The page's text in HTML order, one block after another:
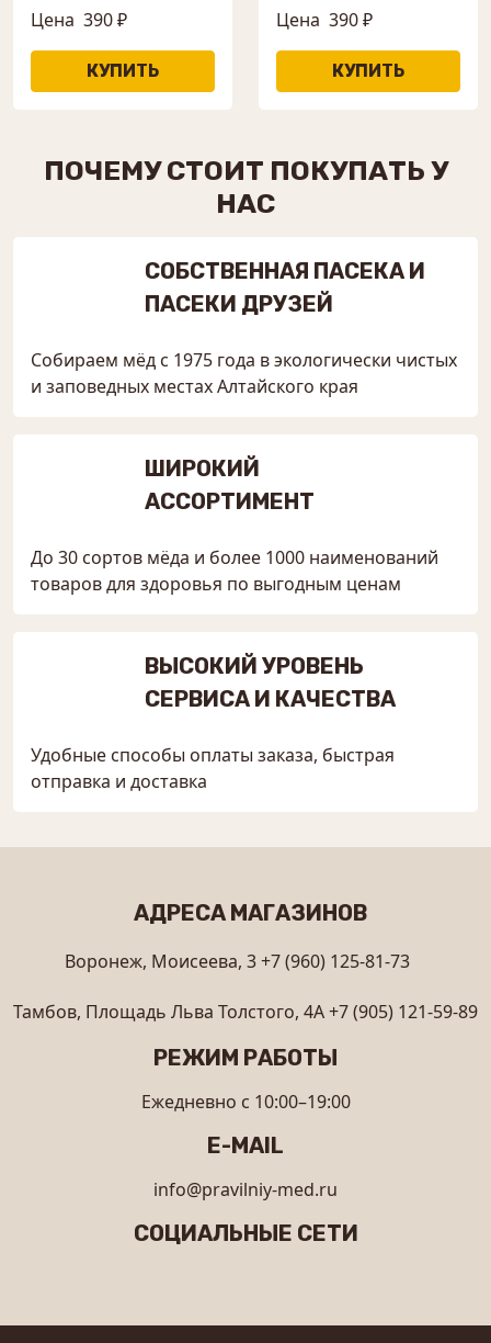
Цена 390 ₽
Цена 390 ₽
ПОЧЕМУ СТОИТ ПОКУПАТЬ У
НАС
СОБСТВЕННАЯ ПАСЕКА И
ПАСЕКИ ДРУЗЕЙ
Собираем мёд с 1975 года в экологически чистых
и заповедных местах Алтайского края
ШИРОКИЙ
АССОРТИМЕНТ
До 30 сортов мёда и более 1000 наименований
товаров для здоровья по выгодным ценам
ВЫСОКИЙ УРОВЕНЬ
СЕРВИСА И КАЧЕСТВА
Удобные способы оплаты заказа, быстрая
отправка и доставка
АДРЕСА МАГАЗИНОВ
Воронеж, Моисеева, 3+7 (960) 125-81-73
Тамбов, Площадь Льва Толстого, 4А+7 (905) 121-59-89
РЕЖИМ РАБОТЫ
Ежедневно с 10:00–19:00
E-MAIL
info@pravilniy-med.ru
СОЦИАЛЬНЫЕ СЕТИ